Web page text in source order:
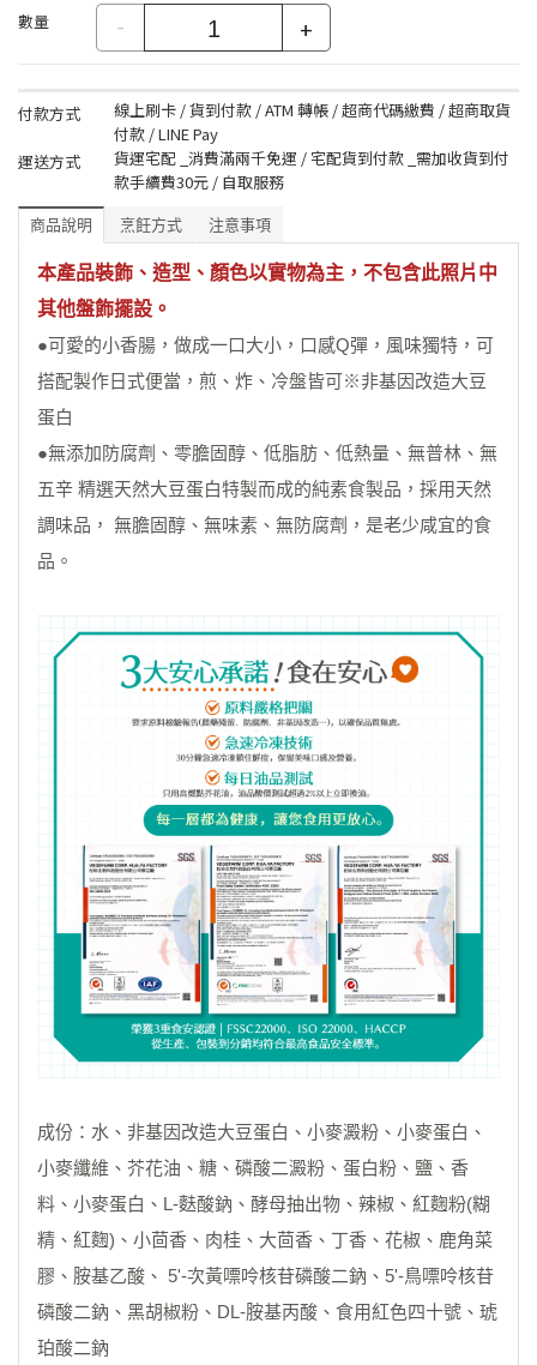
數量 - +
付款方式
線上刷卡 / 貨到付款 / ATM 轉帳 / 超商代碼繳費 / 超商取貨
付款 / LINE Pay
運送方式
貨運宅配 _消費滿兩千免運 / 宅配貨到付款 _需加收貨到付
款手續費30元 / 自取服務
商品說明 烹飪方式 注意事項
本產品裝飾、造型、顏色以實物為主，不包含此照片中
其他盤飾擺設。
●可愛的小香腸，做成一口大小，口感Q彈，風味獨特，可
搭配製作日式便當，煎、炸、冷盤皆可※非基因改造大豆
蛋白
●無添加防腐劑、零膽固醇、低脂肪、低熱量、無普林、無
五辛 精選天然大豆蛋白特製而成的純素食製品，採用天然
調味品， 無膽固醇、無味素、無防腐劑，是老少咸宜的食
品。
成份：水、非基因改造大豆蛋白、小麥澱粉、小麥蛋白、
小麥纖維、芥花油、糖、磷酸二澱粉、蛋白粉、鹽、香
料、小麥蛋白、L-麩酸鈉、酵母抽出物、辣椒、紅麴粉(糊
精、紅麴)、小茴香、肉桂、大茴香、丁香、花椒、鹿角菜
膠、胺基乙酸、 5'-次黃嘌呤核苷磷酸二鈉、5'-鳥嘌呤核苷
磷酸二鈉、黑胡椒粉、DL-胺基丙酸、食用紅色四十號、琥
珀酸二鈉